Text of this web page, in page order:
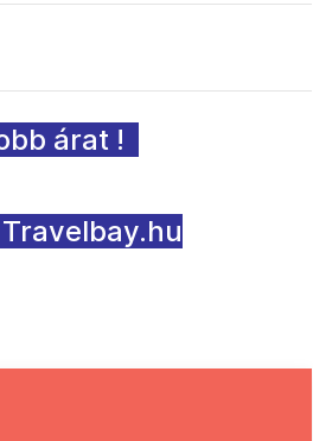
árat !